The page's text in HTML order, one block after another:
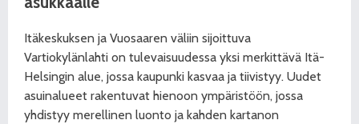
Itäkeskuksen ja Vuosaaren väliin sijoittuva
Vartiokylänlahti on tulevaisuudessa yksi merkittävä Itä-
Helsingin alue, jossa kaupunki kasvaa ja tiivistyy. Uudet
asuinalueet rakentuvat hienoon ympäristöön, jossa
yhdistyy merellinen luonto ja kahden kartanon